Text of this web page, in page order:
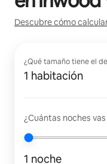
Descubre cómo
¿Qué tamaño tiene el
1 habitación
¿Cuántas noches
1 noche